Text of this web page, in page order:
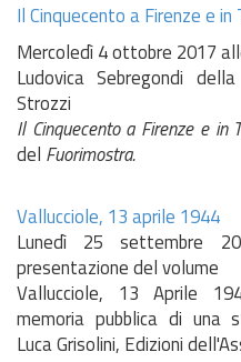
Il Cinquecento a Firenze e in
Mercoledì 4 ottobre 2017
Ludovica Sebregondi
Strozzi
Il Cinquecento a Firenze e in
del Fuorimostra.
Vallucciole, 13 aprile 1944
Lunedì 25 settembre
presentazione del volume
Vallucciole, 13 Aprile
memoria pubblica di una
Luca Grisolini, Edizioni